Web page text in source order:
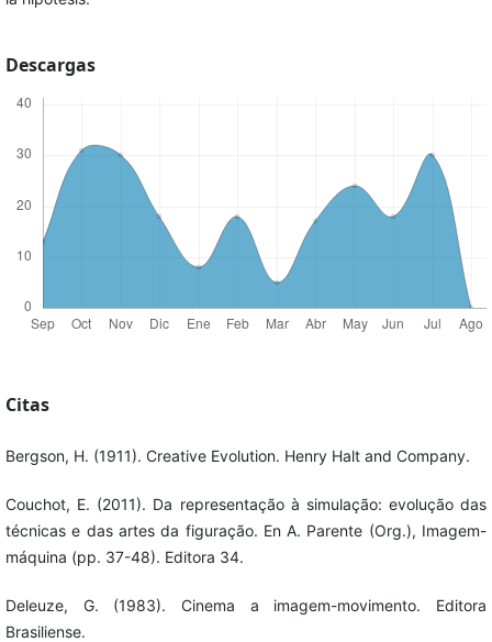
Descargas
Citas
Bergson, H. (1911). Creative Evolution. Henry Halt and Company.
Couchot, E. (2011). Da representação à simulação: evolução das
técnicas e das artes da figuração. En A. Parente (Org.), Imagem-
máquina (pp. 37-48). Editora 34.
Deleuze, G. (1983). Cinema a imagem-movimento. Editora
Brasiliense.